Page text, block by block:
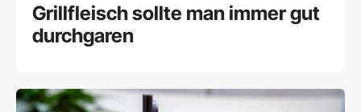
Grillfleisch sollte man immer gut
durchgaren